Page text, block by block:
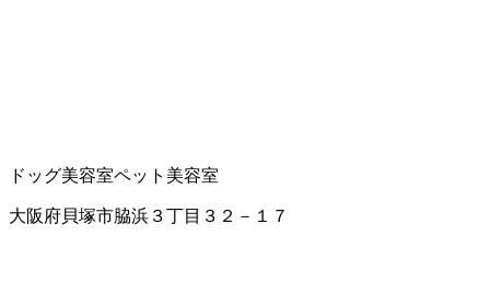
ドッグ美容室ペット美容室
大阪府貝塚市脇浜３丁目３２－１７